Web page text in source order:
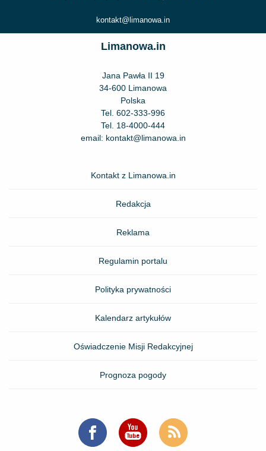
kontakt@limanowa.in
Limanowa.in
Jana Pawła II 19
34-600 Limanowa
Polska
Tel. 602-333-996
Tel. 18-4000-444
email: kontakt@limanowa.in
Kontakt z Limanowa.in
Redakcja
Reklama
Regulamin portalu
Polityka prywatności
Kalendarz artykułów
Oświadczenie Misji Redakcyjnej
Prognoza pogody